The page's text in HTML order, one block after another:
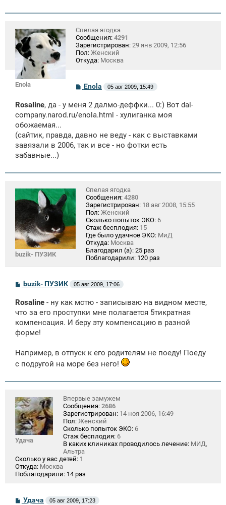
Enola
Спелая ягодка
Сообщения: 4291
Зарегистрирован: 29 янв 2009, 12:56
Пол: Женский
Откуда: Москва
С
б
щ
и
Enola 05 авг 2009, 15:49
Rosaline, да - у меня 2 далмо-деффки... 0:) Вот dal-
company.narod.ru/enola.html - хулиганка моя
обожаемая...
(сайтик, правда, давно не веду - как с выставками
завязали в 2006, так и все - но фотки есть
забавные...)
buzik- ПУЗИК
Спелая ягодка
Сообщения: 4280
Зарегистрирован: 18 авг 2008, 15:55
Пол: Женский
Сколько попыток ЭКО: 6
Стаж бесплодия: 15
Где было удачное ЭКО: МиД
Откуда: Москва
Благодарил (а): 25 раз
Поблагодарили: 120 раз
С
б
щ
н
и
buzik- ПУЗИК 05 авг 2009, 17:06
Rosaline - ну как мcтю - записываю на видном месте,
что за его проступки мне полагается 5тикратная
компенсация. И беру эту компенсацию в разной
форме!
Например, в отпуск к его родителям не поеду! Поеду
с подругой на море без него!
Удача
Впервые замужем
Сообщения: 2686
Зарегистрирован: 14 ноя 2006, 16:49
Пол: Женский
Сколько попыток ЭКО: 6
Стаж бесплодия: 6
В каких клиниках проводилось лечение: МИД,
Альтра
Сколько у вас детей: 1
Откуда: Москва
Поблагодарили: 14 раз
СУдача 05 авг 2009, 17:23